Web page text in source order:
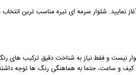
آغاز نمایید. شلوار سرمه ای تیره مناسب ترین
و فقط نیاز به شناخت دقیق ترکیب های رنگی
و ساعت، حتما به هماهنگی رنگ ها توجه